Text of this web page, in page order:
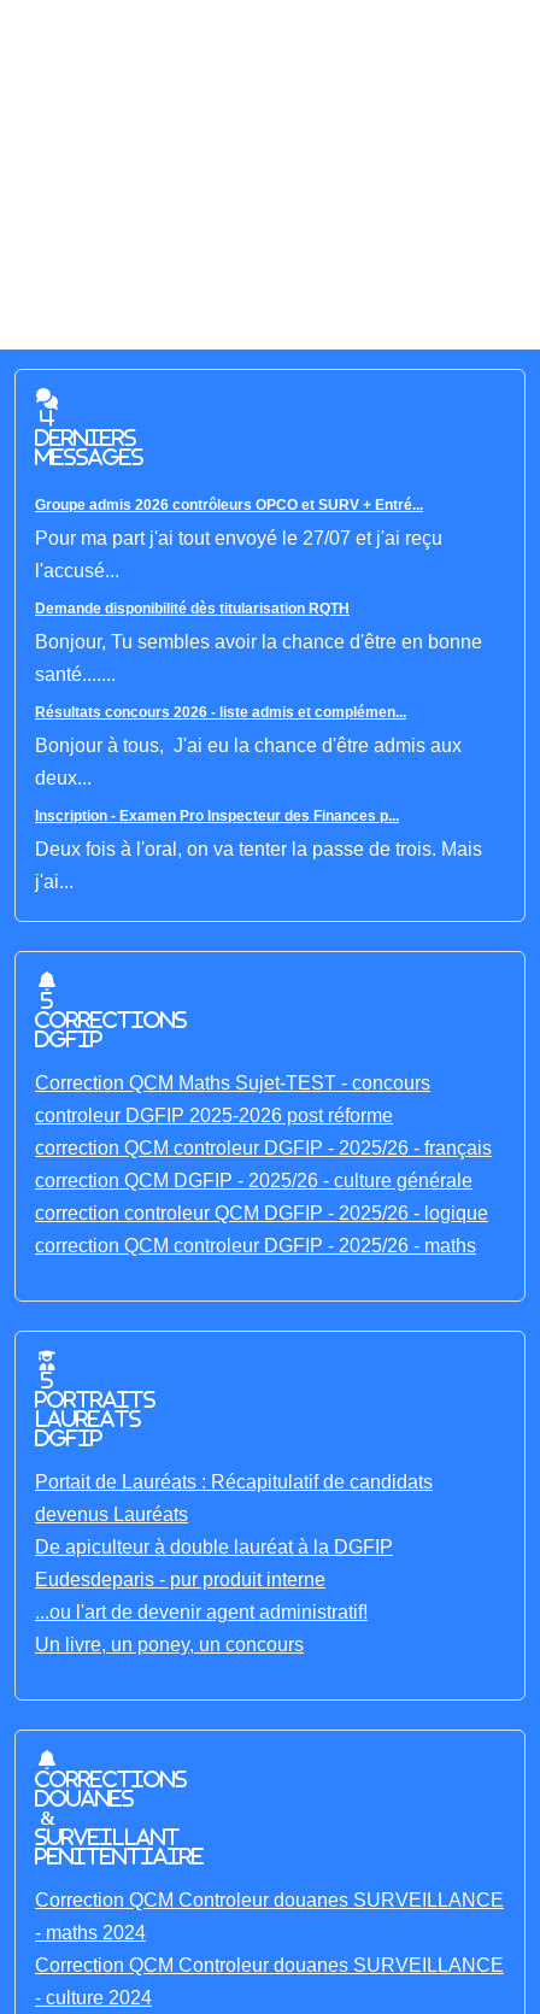
4
derniers
messages
Groupe admis 2026 contrôleurs OPCO et SURV + Entré...
Pour ma part j'ai tout envoyé le 27/07 et j'ai reçu
l'accusé...
Demande disponibilité dès titularisation RQTH
Bonjour, Tu sembles avoir la chance d'être en bonne
santé.......
Résultats concours 2026 - liste admis et complémen...
Bonjour à tous, J'ai eu la chance d'être admis aux
deux...
Inscription - Examen Pro Inspecteur des Finances p...
Deux fois à l'oral, on va tenter la passe de trois. Mais
j'ai...
5
corrections
DGFIP
Correction QCM Maths Sujet-TEST - concours
controleur DGFIP 2025-2026 post réforme
correction QCM controleur DGFIP - 2025/26 - français
correction QCM DGFIP - 2025/26 - culture générale
correction controleur QCM DGFIP - 2025/26 - logique
correction QCM controleur DGFIP - 2025/26 - maths
5
portraits
laureats
DGFIP
Portait de Lauréats : Récapitulatif de candidats
devenus Lauréats
De apiculteur à double lauréat à la DGFIP
Eudesdeparis - pur produit interne
...ou l'art de devenir agent administratif!
Un livre, un poney, un concours
Corrections
Douanes
&
Surveillant
penitentiaire
Correction QCM Controleur douanes SURVEILLANCE
- maths 2024
Correction QCM Controleur douanes SURVEILLANCE
- culture 2024